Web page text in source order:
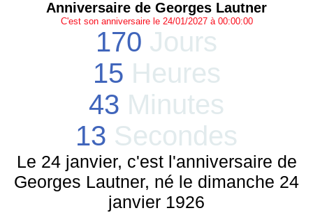
Anniversaire de Georges Lautner
C'est son anniversaire le 24/01/2027 à 00:00:00
170 Jours
15 Heures
43 Minutes
13 Secondes
Le 24 janvier, c'est l'anniversaire de
Georges Lautner, né le dimanche 24
janvier 1926